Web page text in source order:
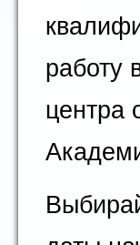
работу
центра